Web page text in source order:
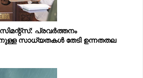
പ്രവർത്തനം
സാധ്യതകൾ തേടി ഉന്നതതല